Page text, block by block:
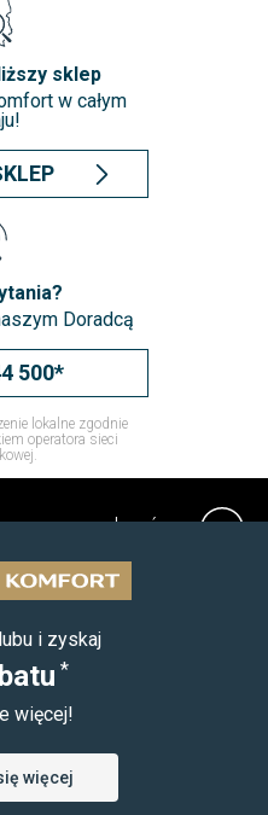
sklep
w całym
Doradcą
500*
lokalne zgodnie
operatora sieci
do góry
i zyskaj
*
więcej!
więcej